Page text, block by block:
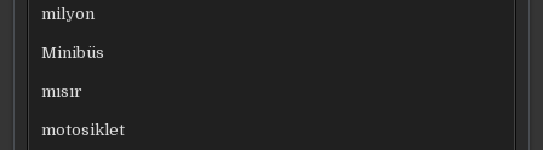
milyon
Minibüs
mısır
motosiklet